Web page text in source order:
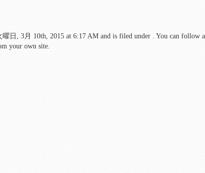
曜日, 3月 10th, 2015 at 6:17 AM and is filed under . You can follow
your own site.